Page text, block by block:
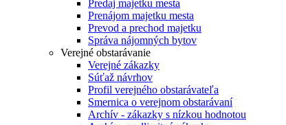
Predaj majetku mesta
Prenájom majetku mesta
Prevod a prechod majetku
Správa nájomných bytov
Verejné obstarávanie
Verejné zákazky
Súťaž návrhov
Profil verejného obstarávateľa
Smernica o verejnom obstarávaní
Archív - zákazky s nízkou hodnotou